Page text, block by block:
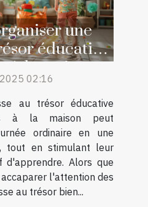
une
éducative
à la maison
02:16
au trésor éducative
à la maison peut
ordinaire en une
tout en stimulant leur
Alors que
l'attention des
au trésor bien...